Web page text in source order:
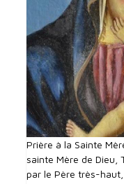
Prière à la Sainte
sainte Mère de Dieu,
par le Père très-